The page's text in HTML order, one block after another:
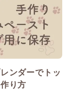
ンダーでトッ
り方